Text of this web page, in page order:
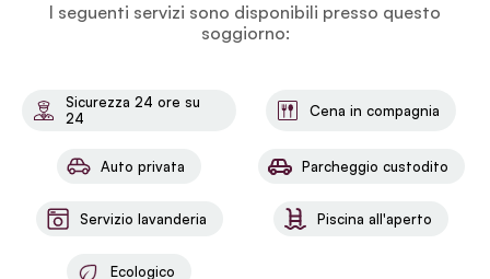
I seguenti servizi sono disponibili presso questo
soggiorno:
Sicurezza 24 ore su
24
Cena in compagnia
Auto privata Parcheggio custodito
Servizio lavanderia Piscina all'aperto
Ecologico